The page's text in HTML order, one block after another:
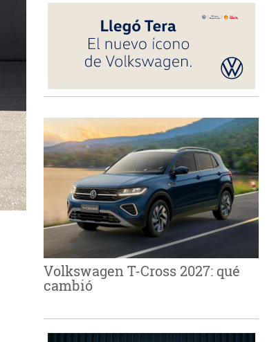
Volkswagen T-Cross 2027: qué
cambió